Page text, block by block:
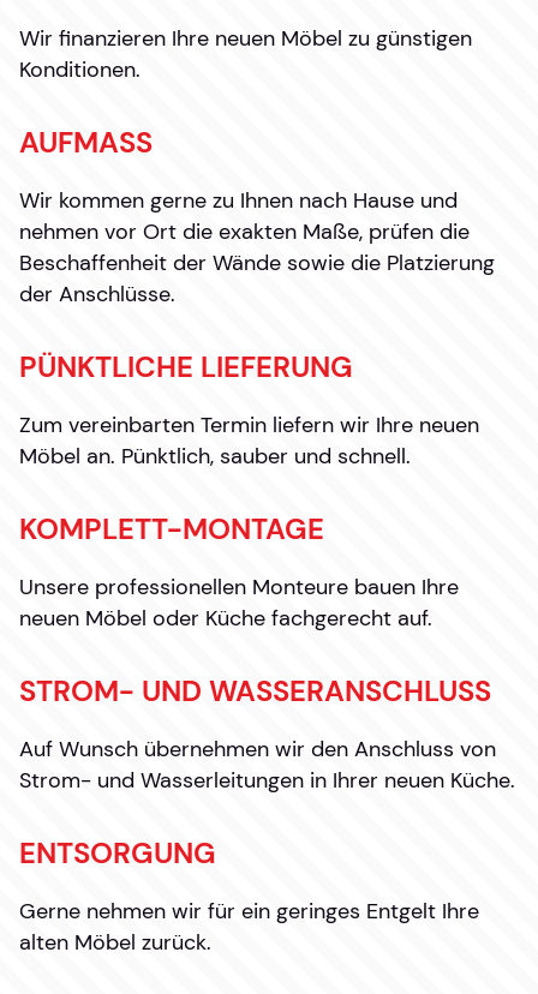
Wir finanzieren Ihre neuen Möbel zu günstigen
Konditionen.
AUFMASS
Wir kommen gerne zu Ihnen nach Hause und
nehmen vor Ort die exakten Maße, prüfen die
Beschaffenheit der Wände sowie die Platzierung
der Anschlüsse.
PÜNKTLICHE LIEFERUNG
Zum vereinbarten Termin liefern wir Ihre neuen
Möbel an. Pünktlich, sauber und schnell.
KOMPLETT-MONTAGE
Unsere professionellen Monteure bauen Ihre
neuen Möbel oder Küche fachgerecht auf.
STROM- UND WASSERANSCHLUSS
Auf Wunsch übernehmen wir den Anschluss von
Strom- und Wasserleitungen in Ihrer neuen Küche.
ENTSORGUNG
Gerne nehmen wir für ein geringes Entgelt Ihre
alten Möbel zurück.